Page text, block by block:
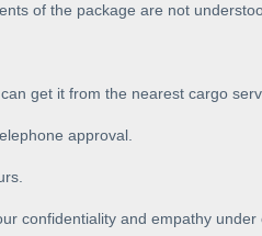
of the package are not
get it from the nearest cargo
approval.
confidentiality and empathy under